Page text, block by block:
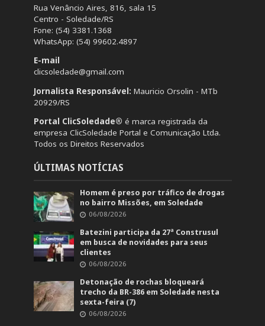
Rua Venâncio Aires, 816, sala 15
Centro - Soledade/RS
Fone: (54) 3381.1368
WhatsApp: (54) 99602.4897
E-mail
clicsoledade@gmail.com
Jornalista Responsável: Mauricio Orsolin - MTb
20929/RS
Portal ClicSoledade® é marca registrada da
empresa ClicSoledade Portal e Comunicação Ltda.
Todos os Direitos Reservados
ÚLTIMAS NOTÍCIAS
Homem é preso por tráfico de drogas
no bairro Missões, em Soledade
06/08/2026
Batezini participa da 27ª Construsul
em busca de novidades para seus
clientes
06/08/2026
Detonação de rochas bloqueará
trecho da BR-386 em Soledade nesta
sexta-feira (7)
06/08/2026